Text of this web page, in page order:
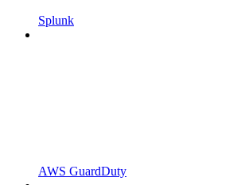
Splunk
AWS GuardDuty